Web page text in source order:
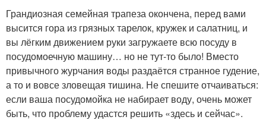
Грандиозная семейная трапеза окончена, перед вами
высится гора из грязных тарелок, кружек и салатниц, и
вы лёгким движением руки загружаете всю посуду в
посудомоечную машину… но не тут-то было! Вместо
привычного журчания воды раздаётся странное гудение,
а то и вовсе зловещая тишина. Не спешите отчаиваться:
если ваша посудомойка не набирает воду, очень может
быть, что проблему удастся решить «здесь и сейчас».